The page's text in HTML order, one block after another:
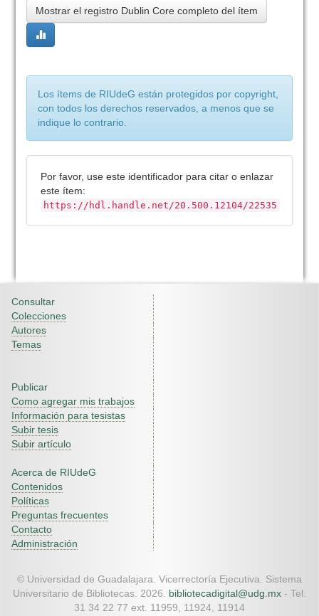
Mostrar el registro Dublin Core completo del ítem
Los ítems de RIUdeG están protegidos por copyright,
con todos los derechos reservados, a menos que se
indique lo contrario.
Por favor, use este identificador para citar o enlazar
este ítem:
https://hdl.handle.net/20.500.12104/22535
Consultar
Colecciones
Autores
Temas
Publicar
Como agregar mis trabajos
Información para tesistas
Subir tesis
Subir artículo
Acerca de RIUdeG
Contenidos
Políticas
Preguntas frecuentes
Contacto
Administración
© Universidad de Guadalajara. Vicerrectoría Ejecutiva. Sistema
Universitario de Bibliotecas. 2026. bibliotecadigital@udg.mx - Tel.
31 34 22 77 ext. 11959, 11924, 11914